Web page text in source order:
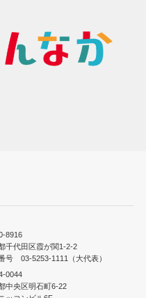
8916
千代田区霞が関1-2-2
号 03-5253-1111（大代表）
0044
中央区明石町6-22